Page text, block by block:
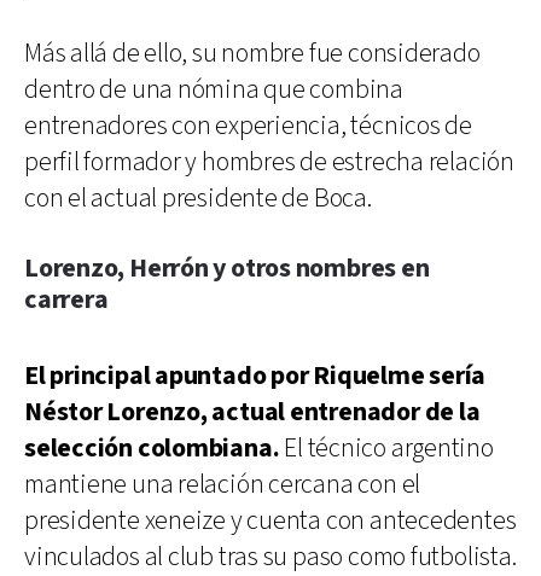
Más allá de ello, su nombre fue considerado
dentro de una nómina que combina
entrenadores con experiencia, técnicos de
perfil formador y hombres de estrecha relación
con el actual presidente de Boca.
Lorenzo, Herrón y otros nombres en
carrera
El principal apuntado por Riquelme sería
Néstor Lorenzo, actual entrenador de la
selección colombiana.El técnico argentino
mantiene una relación cercana con el
presidente xeneize y cuenta con antecedentes
vinculados al club tras su paso como futbolista.